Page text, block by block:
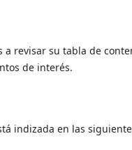
a revisar su tabla de
de interés.
indizada en las